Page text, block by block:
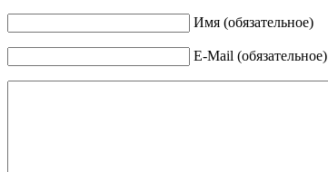
Имя (обязательное)
E-Mail (обязательное)